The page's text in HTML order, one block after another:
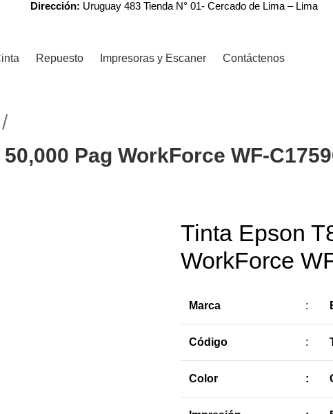
Dirección: Uruguay 483 Tienda N° 01- Cercado de Lima – Lima
Repuesto Impresoras y Escaner Contáctenos
Pag WorkForce WF-
Tinta Epson
WorkForce
Marca :
Código :
Color :